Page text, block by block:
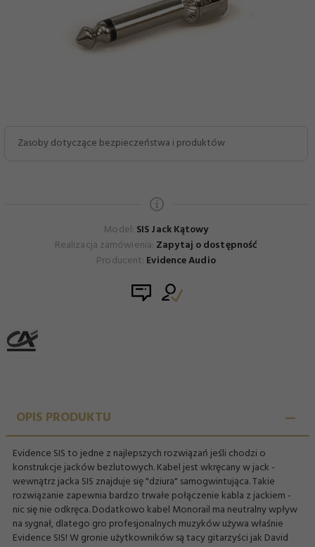
Zasoby dotyczące bezpieczeństwa i produktów
Model: SIS Jack Kątowy
Realizacja zamówienia: Zapytaj o dostępność
Producent: Evidence Audio
OPIS PRODUKTU
Evidence SIS to jedne z najlepszych rozwiązań jeśli chodzi o
konstrukcje jacków bezlutowych. Kabel jest wkręcany w jack -
wewnątrz jacka SIS znajduje się "dziura" samogwintująca. Takie
rozwiązanie zapewnia bardzo trwałe połączenie kabla z jackiem -
nic się nie odkręca. Dodatkowo kabel Monorail ma neutralny wpływ
na sygnał, dlatego gro profesjonalnych muzyków używa właśnie
Evidence SIS! W gronie użytkowników są tacy gitarzyści jak David